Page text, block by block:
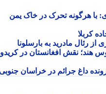
هرگونه تحرک در خاک یمن
مادرید به بارسلونا
نقش افغانستان در کریدور
داغ جرائم در خراسان جنوبی